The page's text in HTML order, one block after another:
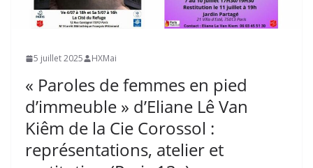
5 juillet 2025 HXMai
« Paroles de femmes en pied
d’immeuble » d’Eliane Lê Van
Kiêm de la Cie Corossol :
représentations, atelier et